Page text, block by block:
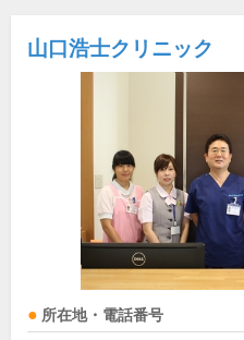
山口浩士クリニック
所在地・電話番号